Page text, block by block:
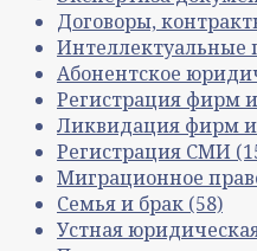
Договоры,
Интеллектуальные
Абонентское
Регистрация фирм
Ликвидация фирм
Регистрация СМИ
Миграционное
Семья и брак (58)
Устная